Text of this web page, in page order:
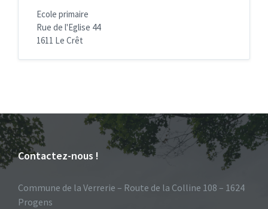
Ecole primaire
Rue de l'Eglise 44
1611 Le Crêt
Contactez-nous !
Commune de la Verrerie – Route de la Colline 108 – 1624
Progens